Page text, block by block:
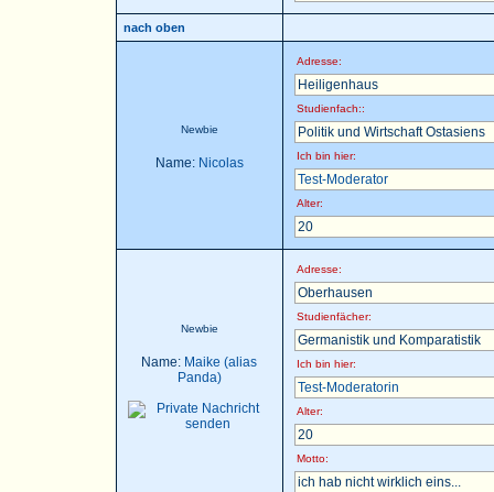
nach oben
Newbie
Name: Nicolas
Adresse:
Heiligenhaus
Studienfach::
Politik und Wirtschaft Ostasiens
Ich bin hier:
Test-Moderator
Alter:
20
Newbie
Name: Maike (alias
Panda)
Adresse:
Oberhausen
Studienfächer:
Germanistik und Komparatistik
Ich bin hier:
Test-Moderatorin
Alter:
20
Motto:
ich hab nicht wirklich eins...